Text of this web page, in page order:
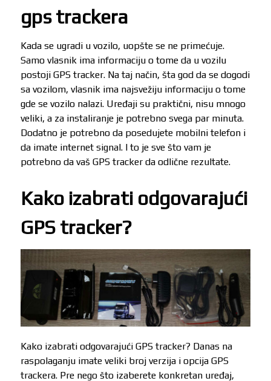
gps trackera
Kada se ugradi u vozilo, uopšte se ne primećuje.
Samo vlasnik ima informaciju o tome da u vozilu
postoji GPS tracker. Na taj način, šta god da se dogodi
sa vozilom, vlasnik ima najsvežiju informaciju o tome
gde se vozilo nalazi. Uređaji su praktični, nisu mnogo
veliki, a za instaliranje je potrebno svega par minuta.
Dodatno je potrebno da posedujete mobilni telefon i
da imate internet signal. I to je sve što vam je
potrebno da vaš GPS tracker da odlične rezultate.
Kako izabrati odgovarajući
GPS tracker?
Kako izabrati odgovarajući GPS tracker? Danas na
raspolaganju imate veliki broj verzija i opcija GPS
trackera. Pre nego što izaberete konkretan uređaj,